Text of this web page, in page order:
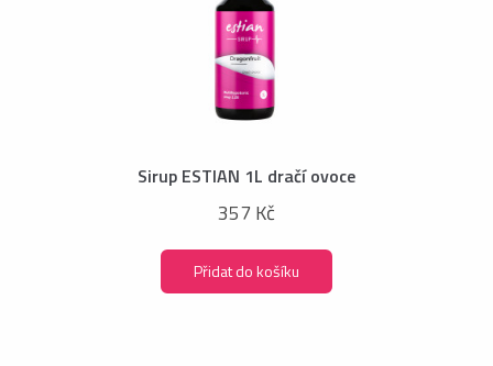
Sirup ESTIAN 1L dračí ovoce
357 Kč
Přidat do košíku